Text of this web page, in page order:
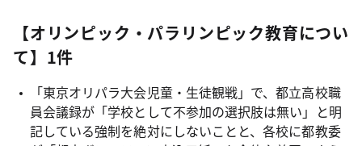
【オリンピック・パラリンピック教育につい
て】1件
「東京オリパラ大会児童・生徒観戦」で、都立高校職
員会議録が「学校として不参加の選択肢は無い」と明
記している強制を絶対にしないことと、各校に都教委